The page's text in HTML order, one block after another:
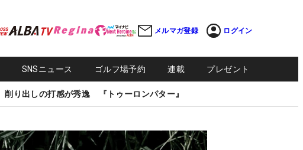
メルマガ登録 ログイン
SNSニュース ゴルフ場予約 連載 プレゼント
削り出しの打感が秀逸 『トゥーロンパター』